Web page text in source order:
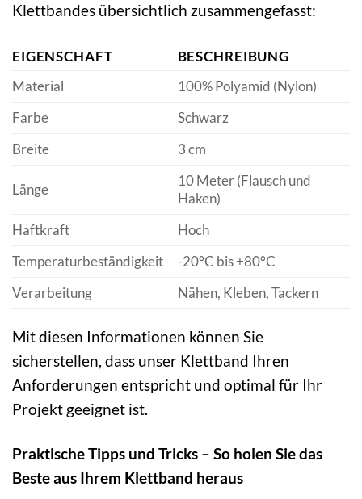
Klettbandes übersichtlich zusammengefasst:
EIGENSCHAFT
BESCHREIBUNG
Material
100% Polyamid (Nylon)
Farbe
Schwarz
Breite
3 cm
Länge
10 Meter (Flausch und
Haken)
Haftkraft
Hoch
Temperaturbeständigkeit
-20°C bis +80°C
Verarbeitung
Nähen, Kleben, Tackern
Mit diesen Informationen können Sie
sicherstellen, dass unser Klettband Ihren
Anforderungen entspricht und optimal für Ihr
Projekt geeignet ist.
Praktische Tipps und Tricks – So holen Sie das
Beste aus Ihrem Klettband heraus